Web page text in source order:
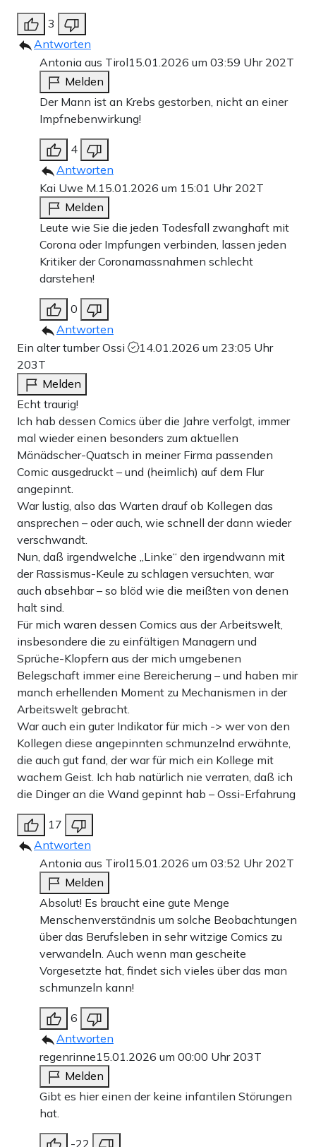
3
Antworten
Antonia aus Tirol15.01.2026 um 03:59 Uhr 202T
Melden
Der Mann ist an Krebs gestorben, nicht an einer
Impfnebenwirkung!
4
Antworten
Kai Uwe M.15.01.2026 um 15:01 Uhr 202T
Melden
Leute wie Sie die jeden Todesfall zwanghaft mit
Corona oder Impfungen verbinden, lassen jeden
Kritiker der Coronamassnahmen schlecht
darstehen!
0
Antworten
Ein alter tumber Ossi
14.01.2026 um 23:05 Uhr
203T
Melden
Echt traurig!
Ich hab dessen Comics über die Jahre verfolgt, immer
mal wieder einen besonders zum aktuellen
Mänädscher-Quatsch in meiner Firma passenden
Comic ausgedruckt – und (heimlich) auf dem Flur
angepinnt.
War lustig, also das Warten drauf ob Kollegen das
ansprechen – oder auch, wie schnell der dann wieder
verschwandt.
Nun, daß irgendwelche „Linke“ den irgendwann mit
der Rassismus-Keule zu schlagen versuchten, war
auch absehbar – so blöd wie die meißten von denen
halt sind.
Für mich waren dessen Comics aus der Arbeitswelt,
insbesondere die zu einfältigen Managern und
Sprüche-Klopfern aus der mich umgebenen
Belegschaft immer eine Bereicherung – und haben mir
manch erhellenden Moment zu Mechanismen in der
Arbeitswelt gebracht.
War auch ein guter Indikator für mich -> wer von den
Kollegen diese angepinnten schmunzelnd erwähnte,
die auch gut fand, der war für mich ein Kollege mit
wachem Geist. Ich hab natürlich nie verraten, daß ich
die Dinger an die Wand gepinnt hab – Ossi-Erfahrung
17
Antworten
Antonia aus Tirol15.01.2026 um 03:52 Uhr 202T
Melden
Absolut! Es braucht eine gute Menge
Menschenverständnis um solche Beobachtungen
über das Berufsleben in sehr witzige Comics zu
verwandeln. Auch wenn man gescheite
Vorgesetzte hat, findet sich vieles über das man
schmunzeln kann!
6
Antworten
regenrinne15.01.2026 um 00:00 Uhr 203T
Melden
Gibt es hier einen der keine infantilen Störungen
hat.
-22